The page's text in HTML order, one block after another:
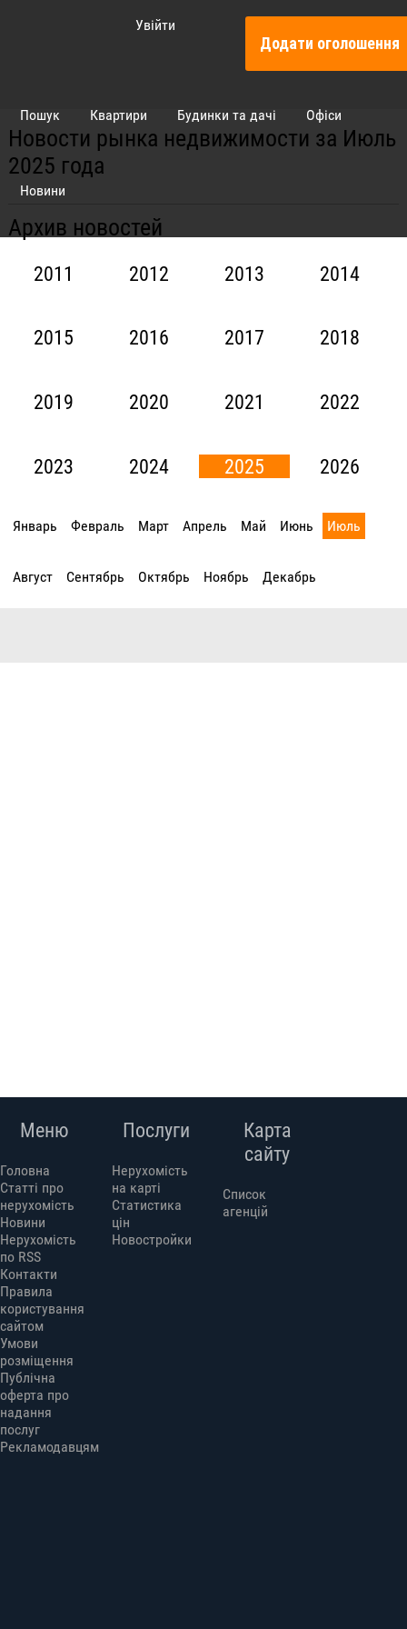
Пошук Квартири Будинки та дачі Офіси
Новини
Увійти
Додати оголошення
Новости рынка недвижимости за Июль
2025 года
Архив новостей
2011 2012 2013 2014
2015 2016 2017 2018
2019 2020 2021 2022
2023 2024 2025 2026
Январь Февраль Март Апрель Май Июнь Июль
Август Сентябрь Октябрь Ноябрь Декабрь
Меню
Головна
Статті про
нерухомість
Новини
Нерухомість
по RSS
Контакти
Правила
користування
сайтом
Умови
розміщення
Публічна
оферта про
надання
послуг
Рекламодавцям
Послуги
Нерухомість
на карті
Статистика
цін
Новостройки
Карта
сайту
Список
агенцій